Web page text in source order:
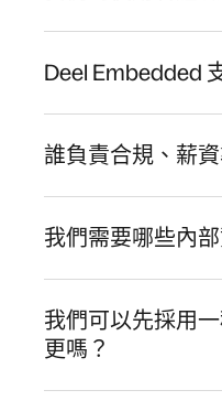
Deel Embedded
誰負責合規、薪
我們需要哪些內
我們可以先採用
更嗎？